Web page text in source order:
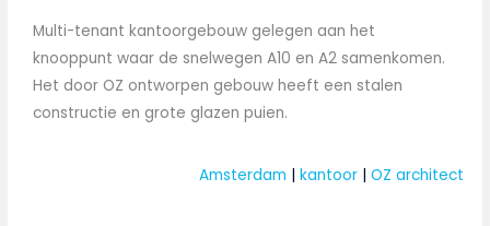
Multi-tenant kantoorgebouw gelegen aan het
knooppunt waar de snelwegen A10 en A2 samenkomen.
Het door OZ ontworpen gebouw heeft een stalen
constructie en grote glazen puien.
Amsterdam | kantoor | OZ architect